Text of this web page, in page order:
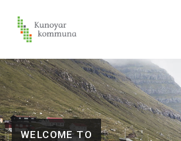
VÆLKOMIN TIL